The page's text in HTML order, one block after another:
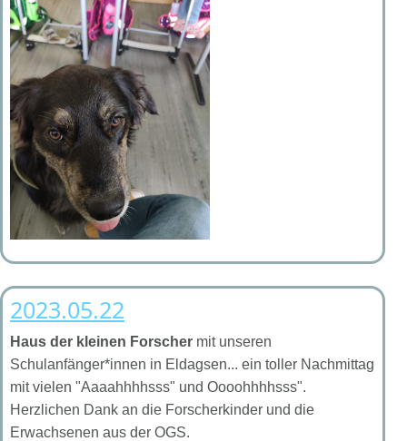
2023.05.22
Haus der kleinen Forscher mit unseren
Schulanfänger*innen in Eldagsen... ein toller Nachmittag
mit vielen "Aaaahhhhsss" und Oooohhhhsss".
Herzlichen Dank an die Forscherkinder und die
Erwachsenen aus der OGS.